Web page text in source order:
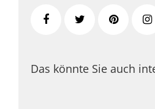
Das könnte Sie auch